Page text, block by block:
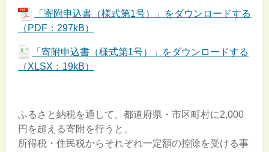
「寄附申込書（様式第1号）」をダウンロードする
（PDF：297kB）
「寄附申込書（様式第1号）」をダウンロードする
（XLSX：19kB）
ふるさと納税を通して、都道府県・市区町村に2,000
円を超える寄附を行うと、
所得税・住民税からそれぞれ一定額の控除を受ける事